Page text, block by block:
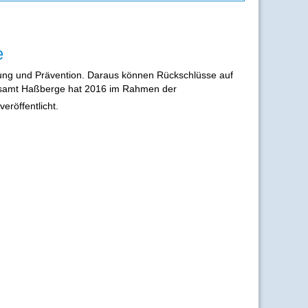
und Prävention. Daraus können Rückschlüsse auf
Haßberge hat 2016 im Rahmen der